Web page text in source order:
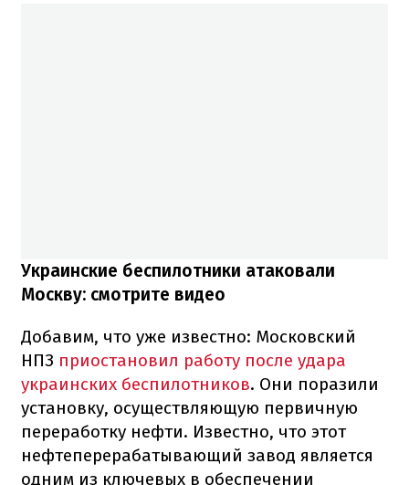
Украинские беспилотники атаковали
Москву: смотрите видео
Добавим, что уже известно: Московский
НПЗ приостановил работу после удара
украинских беспилотников. Они поразили
установку, осуществляющую первичную
переработку нефти. Известно, что этот
нефтеперерабатывающий завод является
одним из ключевых в обеспечении